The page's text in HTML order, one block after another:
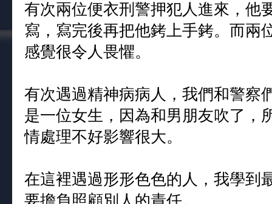
有次兩位便衣刑警押犯人進來，他
寫，寫完後再把他銬上手銬。而兩
感覺很令人畏懼。
有次遇過精神病病人，我們和警察
是一位女生，因為和男朋友吹了，
情處理不好影響很大。
在這裡遇過形形色色的人，我學到
要擔負照顧別人的責任。